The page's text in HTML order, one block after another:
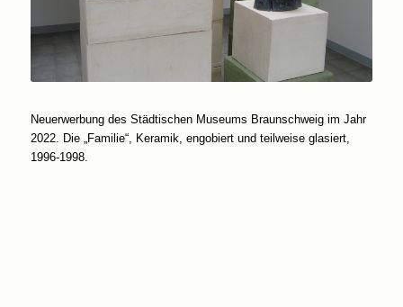
Neuerwerbung des Städtischen Museums Braunschweig im Jahr
2022. Die „Familie“, Keramik, engobiert und teilweise glasiert,
1996-1998.